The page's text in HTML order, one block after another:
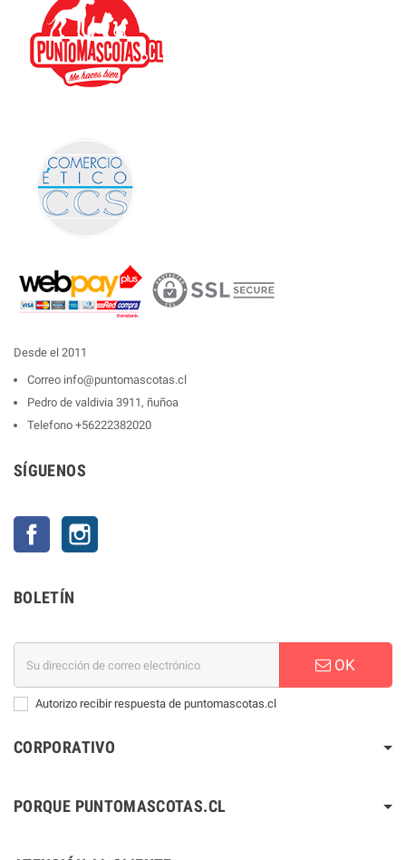
Desde el 2011
Correo info@puntomascotas.cl
Pedro de valdivia 3911, ñuñoa
Telefono +56222382020
SÍGUENOS
Facebook
BOLETÍN
OK
Autorizo recibir respuesta de puntomascotas.cl
CORPORATIVO
PORQUE PUNTOMASCOTAS.CL